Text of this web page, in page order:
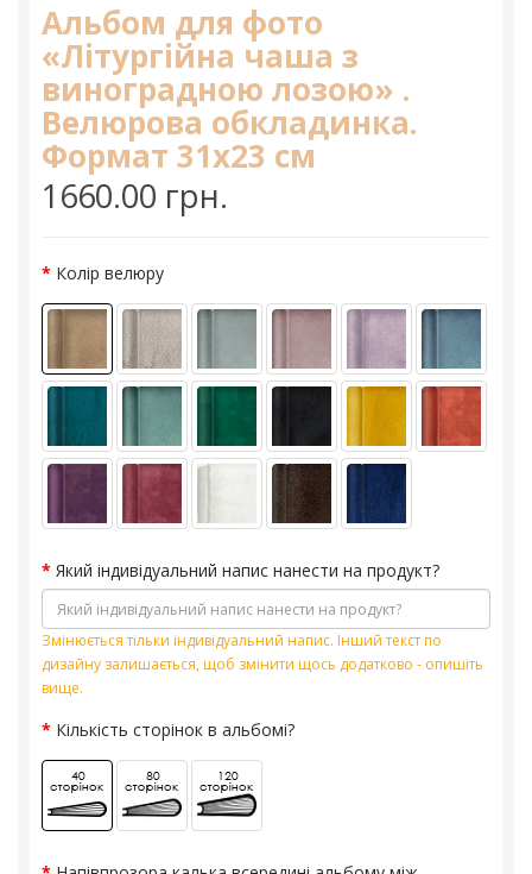
Альбом для фото
«Літургійна чаша з
виноградною лозою» .
Велюрова обкладинка.
Формат 31х23 см
1660.00 грн.
Колір велюру
Який індивідуальний напис нанести на продукт?
Змінюється тільки індивідуальний напис. Інший текст по
дизайну залишається, щоб змінити щось додатково - опишіть
вище.
Кількість сторінок в альбомі?